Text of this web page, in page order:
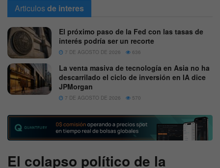
Articulosde interes
El próximo paso de la Fed con las tasas de
interés podría ser un recorte
7 DE AGOSTO DE 2026 636
La venta masiva de tecnología en Asia no ha
descarrilado el ciclo de inversión en IA dice
JPMorgan
7 DE AGOSTO DE 2026 570
El colapso político de la